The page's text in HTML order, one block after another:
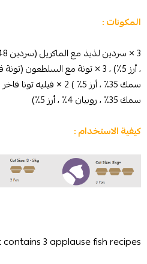
المكونات :
سمك 35٪ ، روبيان 4٪ ، أرز 5٪)
كيفية الاستخدام :
3 applause fish recipes.